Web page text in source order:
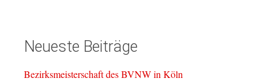
Neueste Beiträge
Bezirksmeisterschaft des BVNW in Köln